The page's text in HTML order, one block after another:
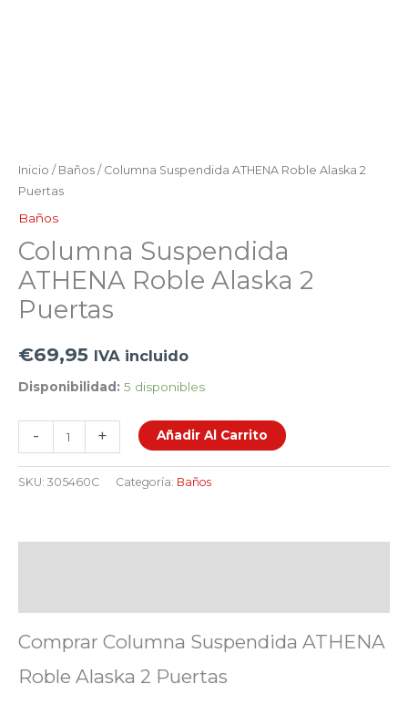
Inicio / Baños / Columna Suspendida ATHENA Roble Alaska 2
Puertas
Baños
Columna Suspendida
ATHENA Roble Alaska 2
Puertas
€69,95 IVA incluido
Disponibilidad: 5 disponibles
- + Añadir Al Carrito
SKU: 305460C Categoría: Baños
Comprar Columna Suspendida ATHENA
Roble Alaska 2 Puertas